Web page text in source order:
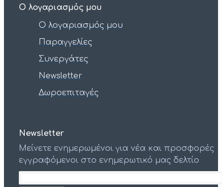
Ο λογαριασμός μου
Ο λογαριασμός μου
Παραγγελίες
Συνεργάτες
Newsletter
Δωροεπιταγές
Newsletter
Μείνετε ενημερωμένοι για νέα και προσφορές
εγγραφόμενοι στο ενημερωτικό μας δελτίο